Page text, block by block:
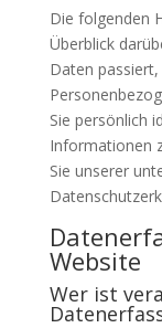
Die folgenden
Überblick
Daten
Sie persönlich
Informationen
Sie unserer
Website
Wer ist